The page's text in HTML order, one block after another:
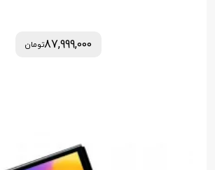
87,999,000تومان